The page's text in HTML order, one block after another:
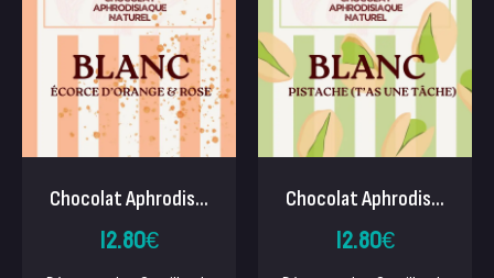
Chocolat Aphrodis...
12.80€
Chocolat Aphrodis...
12.80€